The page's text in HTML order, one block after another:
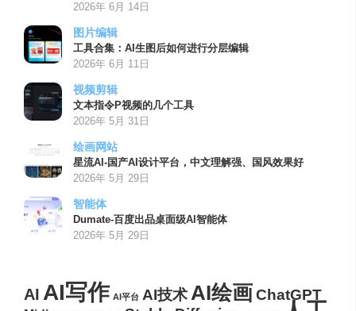
2026年 6月 14日
图片编辑
工具合集：AI生图后如何进行分层编辑
2026年 6月 11日
视频剪辑
文本指令P视频的几个工具
2026年 5月 31日
绘画网站
星流AI-国产AI设计平台，中文理解强、国风效果好
2026年 5月 29日
智能体
Dumate-百度出品桌面级AI智能体
2026年 5月 29日
AI AI写作 AI平台 AI技术AI绘画ChatGPT